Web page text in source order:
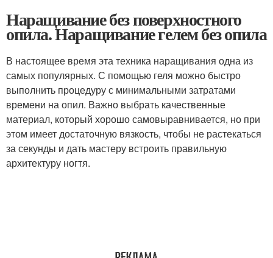
Наращивание без поверхностного
опила. Наращивание гелем без опила
В настоящее время эта техника наращивания одна из
самых популярных. С помощью геля можно быстро
выполнить процедуру с минимальными затратами
времени на опил. Важно выбрать качественные
материал, который хорошо самовыравнивается, но при
этом имеет достаточную вязкость, чтобы не растекаться
за секунды и дать мастеру встроить правильную
архитектуру ногтя.